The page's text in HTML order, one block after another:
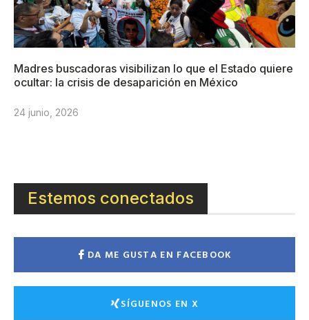
Madres buscadoras visibilizan lo que el Estado quiere
ocultar: la crisis de desaparición en México
24 junio, 2026
Estemos conectados
DA ME GUSTA EN FACEBOOK
SÍGUENOS EN X